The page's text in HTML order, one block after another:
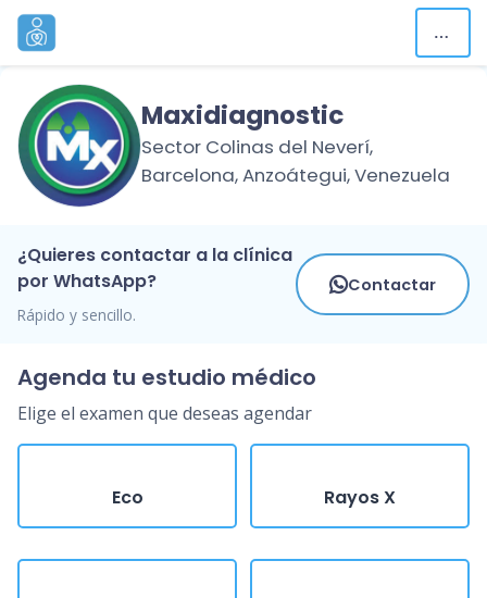
Maxidiagnostic
Sector Colinas del Neverí,
Barcelona, Anzoátegui, Venezuela
¿Quieres contactar a la clínica
por WhatsApp?
Rápido y sencillo.
Contactar
Agenda tu estudio médico
Elige el examen que deseas agendar
Eco Rayos X